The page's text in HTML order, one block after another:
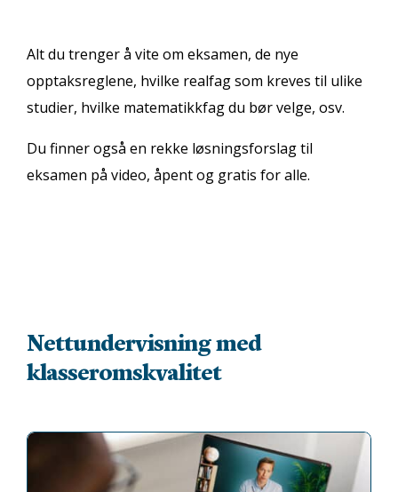
Alt du trenger å vite om eksamen, de nye
opptaksreglene, hvilke realfag som kreves til ulike
studier, hvilke matematikkfag du bør velge, osv.
Du finner også en rekke løsningsforslag til
eksamen på video, åpent og gratis for alle.
Nettundervisning med
klasseromskvalitet